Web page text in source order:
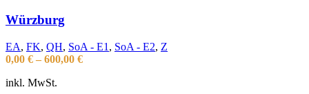
Würzburg
EA, FK, QH, SoA - E1 , SoA - E2, Z
0,00 € – 600,00 €
inkl. MwSt.